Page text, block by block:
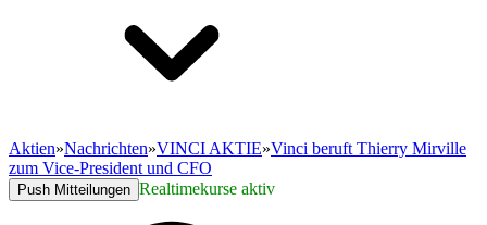
Aktien»Nachrichten»VINCI AKTIE»Vinci beruft Thierry Mirville
zum Vice-President und CFO
Push Mitteilungen Realtimekurse aktiv